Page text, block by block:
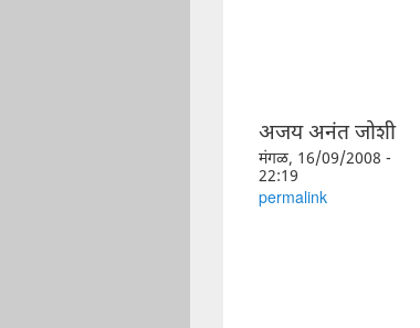
अजय अनंत जोशी
मंगळ, 16/09/2008 -
22:19
permalink